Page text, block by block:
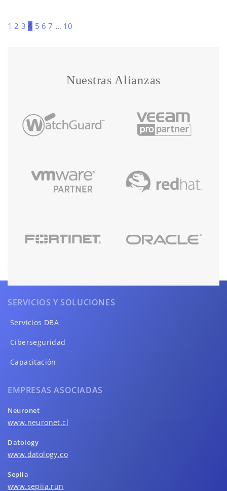
1 2 3 4 5 6 7 … 10
Nuestras Alianzas
SERVICIOS Y SOLUCIONES
Servicios DBA
Ciberseguridad
Capacitación
EMPRESAS ASOCIADAS
Neuronet
www.neuronet.cl
Datology
www.datology.co
Sepiia
www.sepiia.run